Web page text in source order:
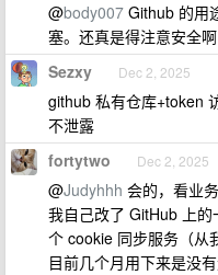
@body007 Github 的用
塞。还真是得注意安全啊
Sezxy Dec 2, 2025
github 私有仓库+token
不泄露
fortytwo Dec 2, 2025
@Judyhhh 会的，看业
我自己改了 GitHub 上
个 cookie 同步服务（从
目前几个月用下来是没